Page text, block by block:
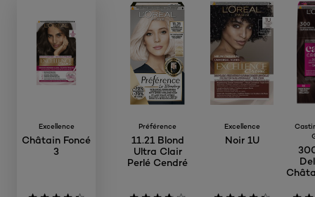
Excellence
Châtain Foncé
3
Préférence
11.21 Blond
Ultra Clair
Perlé Cendré
Excellence
Noir 1U